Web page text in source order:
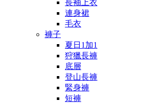
長袖上衣
連身裙
毛衣
褲子
夏日1加1
狩獵長褲
底層
登山長褲
緊身褲
短褲